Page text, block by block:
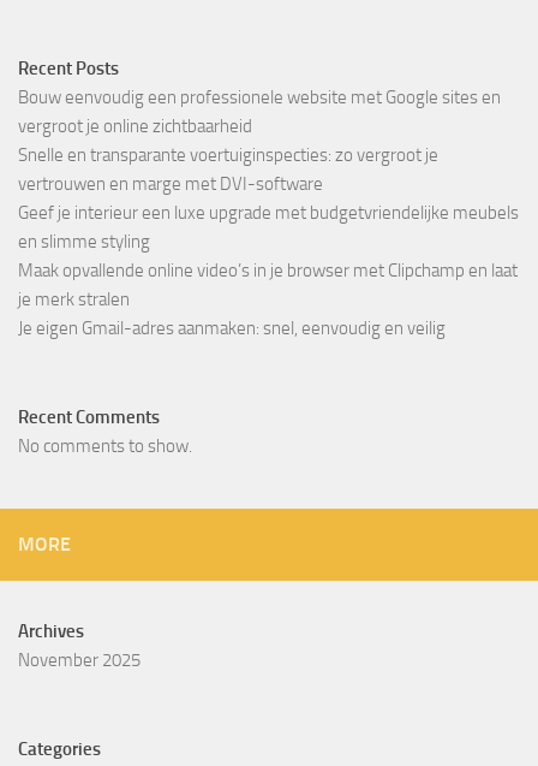
Recent Posts
Bouw eenvoudig een professionele website met Google sites en
vergroot je online zichtbaarheid
Snelle en transparante voertuiginspecties: zo vergroot je
vertrouwen en marge met DVI-software
Geef je interieur een luxe upgrade met budgetvriendelijke meubels
en slimme styling
Maak opvallende online video’s in je browser met Clipchamp en laat
je merk stralen
Je eigen Gmail-adres aanmaken: snel, eenvoudig en veilig
Recent Comments
No comments to show.
MORE
Archives
November 2025
Categories